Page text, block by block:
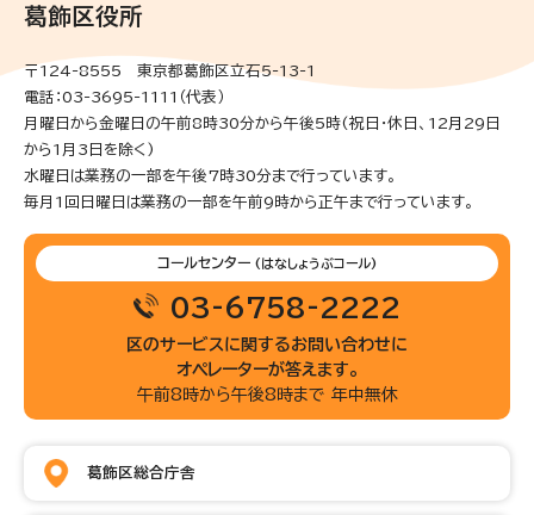
葛飾区役所
〒124-8555 東京都葛飾区立石5-13-1
電話：03-3695-1111（代表）
月曜日から金曜日の午前8時30分から午後5時(祝日・休日、12月29日
から1月3日を除く)
水曜日は業務の一部を午後7時30分まで行っています。
毎月1回日曜日は業務の一部を午前9時から正午まで行っています。
コールセンター (はなしょうぶコール)
03-6758-2222
区のサービスに関するお問い合わせに
オペレーターが答えます。
午前8時から午後8時まで 年中無休
葛飾区総合庁舎